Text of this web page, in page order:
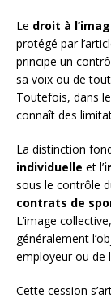
Le droit à
protégé par
principe un
sa voix ou de
Toutefois, dans
connaît des
La distinction
individuelle et l’
sous le contrôle
contrats de
L’image
généralement
employeur ou de
Cette cession